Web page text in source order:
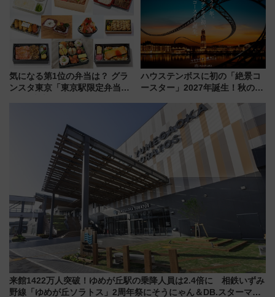
雑避ける「空席」探しのコツ
気になる第1位の弁当は？ グラ
ンスタ東京「東京駅限定弁当
ハウステンボスに初の「絶景コ
ースター」2027年誕生！秋の
ろも一挙紹介
来館1422万人突破！ゆめが丘駅の乗降人員は2.4倍に 相鉄いずみ
野線「ゆめが丘ソラトス」2周年祭にそうにゃん＆DB.スターマン